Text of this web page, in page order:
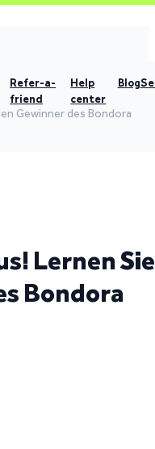
Refer-a-
friend
Help
center
Blog
Gewinner des Bondora
Lernen Sie
Bondora